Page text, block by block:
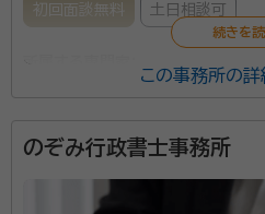
初回面談無料 土日相談可
か分からない… 今後どういっ
この事務所の詳
のぞみ行政書士事務所